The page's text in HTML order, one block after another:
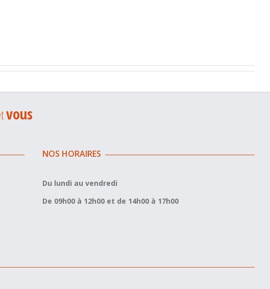
vous
NOS HORAIRES
Du lundi au vendredi
De 09h00 à 12h00 et de 14h00 à 17h00